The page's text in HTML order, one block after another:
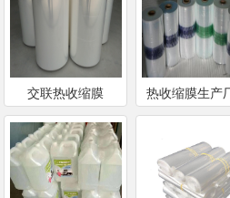
交联热收缩膜 热收缩膜生产